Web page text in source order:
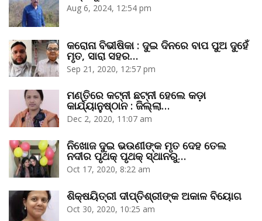
Aug 6, 2024, 12:54 pm
କରୋନା ବିଭୀଷିକା : ଦୁଇ ଦିନରେ ବାପ ପୁଅ ଦୁହେଁ
ମୃତ, ସାରା ସହର…
Sep 21, 2020, 12:57 pm
ମଣ୍ତିରେ କଟ୍‌ନୀ ଛଟ୍‌ନୀ ହେଲେ କଡ଼ା
କାର୍ଯ୍ୟାନୁଷ୍ଠାନ : ଜିଲ୍ଲା…
Dec 2, 2020, 11:07 am
ନିଖୋଜ ଦୁଇ ଭଉଣୀଙ୍କ ମୃତ ଦେହ ତେଲ
ନଦୀର ପୃଥକ୍‌ ପୃଥକ୍‌ ସ୍ଥାନରୁ…
Oct 17, 2020, 8:22 am
ଶିକ୍ଷୟିତ୍ରୀ ଦୀପ୍ତିଶ୍ରୀଙ୍କ ଅକାଳ ବିୟୋଗ
Oct 30, 2020, 10:25 am